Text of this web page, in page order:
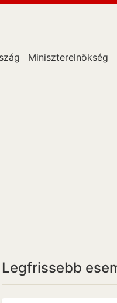
Miniszterelnökség
Legfrissebb